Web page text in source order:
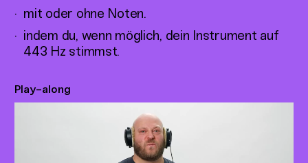
mit oder ohne Noten.
indem du, wenn möglich, dein Instrument auf
443 Hz stimmst.
Play-along